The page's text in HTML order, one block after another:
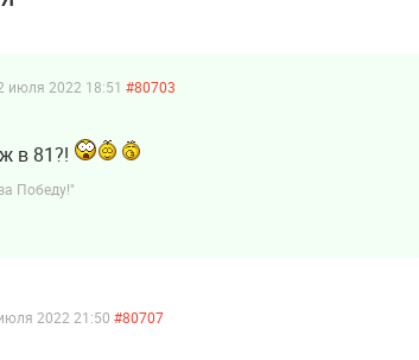
июля 2022 18:51 #80703
в 81?!
Победу!"
2022 21:50 #80707